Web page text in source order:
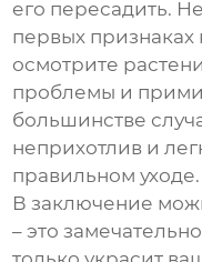
его пересадить.
первых признаках
осмотрите
проблемы и
большинстве
неприхотлив и
правильном уходе.
В заключение
– это